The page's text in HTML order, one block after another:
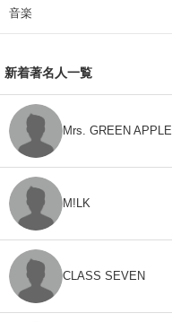
音楽
新着著名人一覧
Mrs. GREEN APPLE
M!LK
CLASS SEVEN